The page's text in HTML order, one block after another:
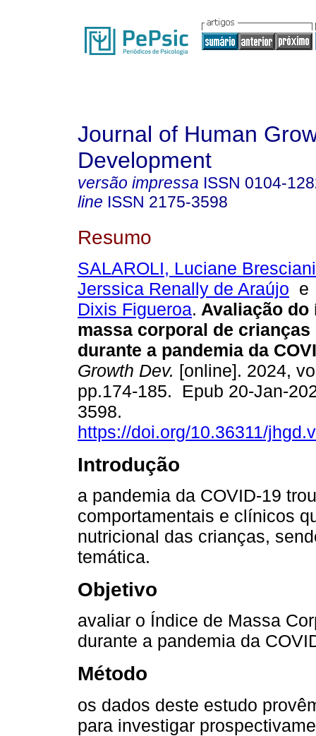
Journal of Human
Development
versão impressa ISSN 0104-
line ISSN 2175-3598
Resumo
SALAROLI, Luciane Bresciani
Jerssica Renally de Araújo
Dixis Figueroa. Avaliação do
massa corporal de
durante a pandemia da
Growth Dev. [online]. 2024,
pp.174-185. Epub 20-Jan-
3598.
https://doi.org/10.36311/
Introdução
a pandemia da COVID-19
comportamentais e clínicos
nutricional das crianças,
temática.
Objetivo
avaliar o Índice de Massa
durante a pandemia da
Método
os dados deste estudo
para investigar